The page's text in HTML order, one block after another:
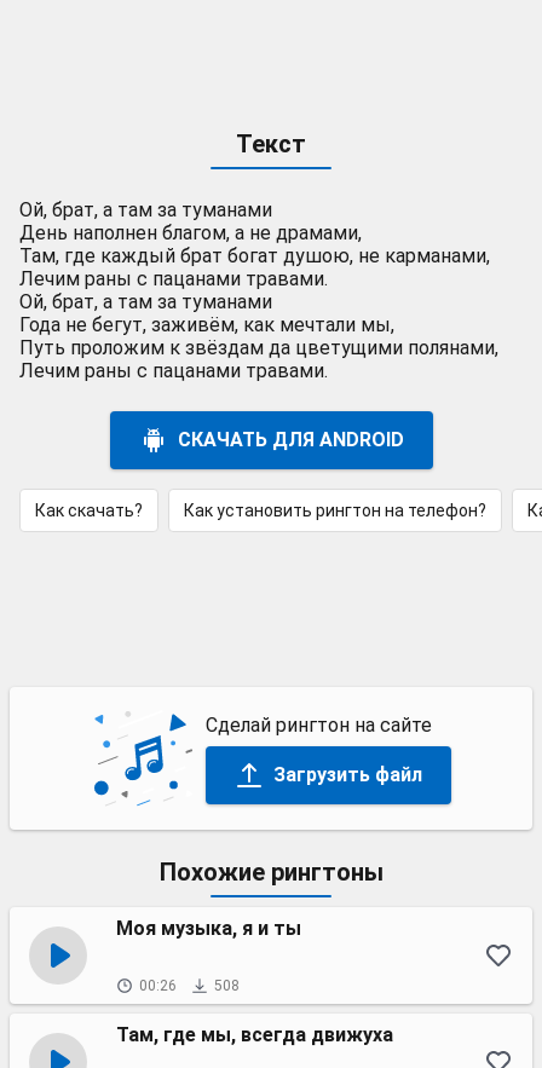
Текст
Ой, брат, а там за туманами
День наполнен благом, а не драмами,
Там, где каждый брат богат душою, не карманами,
Лечим раны с пацанами травами.
Ой, брат, а там за туманами
Года не бегут, заживём, как мечтали мы,
Путь проложим к звёздам да цветущими полянами,
Лечим раны с пацанами травами.
СКАЧАТЬ ДЛЯ ANDROID
Как скачать? Как установить рингтон на телефон?
Сделай рингтон на сайте
Загрузить файл
Похожие рингтоны
Моя музыка, я и ты
00:26 508
Там, где мы, всегда движуха